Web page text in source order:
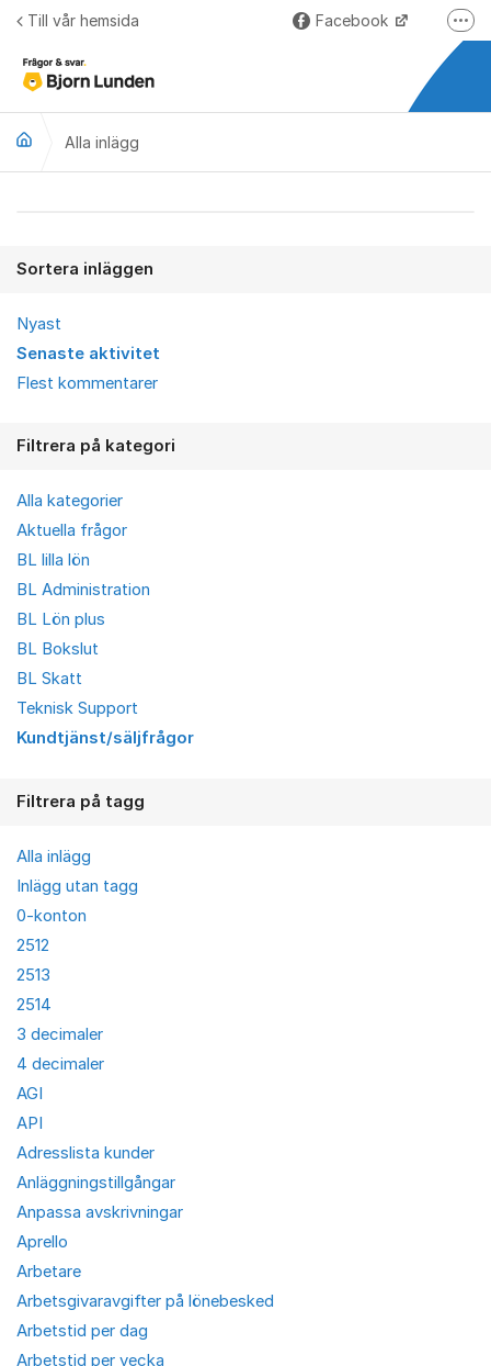
Hoppa till innehåll
Till vår hemsida Facebook
Alla inlägg
Sortera inläggen
Nyast
Senaste aktivitet
Flest kommentarer
Filtrera på kategori
Alla kategorier
Aktuella frågor
BL lilla lön
BL Administration
BL Lön plus
BL Bokslut
BL Skatt
Teknisk Support
Kundtjänst/säljfrågor
Filtrera på tagg
Alla inlägg
Inlägg utan tagg
0-konton
2512
2513
2514
3 decimaler
4 decimaler
AGI
API
Adresslista kunder
Anläggningstillgångar
Anpassa avskrivningar
Aprello
Arbetare
Arbetsgivaravgifter på lönebesked
Arbetstid per dag
Arbetstid per vecka